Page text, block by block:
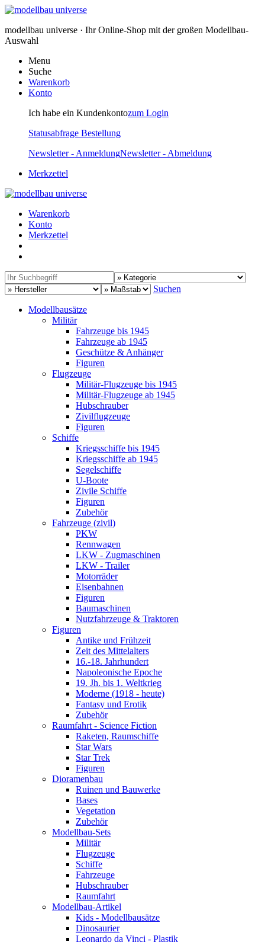
modellbau universe · Ihr Online-Shop mit der großen Modellbau-
Auswahl
Menu
Suche
Warenkorb
Konto
Ich habe ein Kundenkontozum Login
Statusabfrage Bestellung
Newsletter - AnmeldungNewsletter - Abmeldung
Merkzettel
Warenkorb
Konto
Merkzettel
Suchen
Modellbausätze
Militär
Fahrzeuge bis 1945
Fahrzeuge ab 1945
Geschütze & Anhänger
Figuren
Flugzeuge
Militär-Flugzeuge bis 1945
Militär-Flugzeuge ab 1945
Hubschrauber
Zivilflugzeuge
Figuren
Schiffe
Kriegsschiffe bis 1945
Kriegsschiffe ab 1945
Segelschiffe
U-Boote
Zivile Schiffe
Figuren
Zubehör
Fahrzeuge (zivil)
PKW
Rennwagen
LKW - Zugmaschinen
LKW - Trailer
Motorräder
Eisenbahnen
Figuren
Baumaschinen
Nutzfahrzeuge & Traktoren
Figuren
Antike und Frühzeit
Zeit des Mittelalters
16.-18. Jahrhundert
Napoleonische Epoche
19. Jh. bis 1. Weltkrieg
Moderne (1918 - heute)
Fantasy und Erotik
Zubehör
Raumfahrt - Science Fiction
Raketen, Raumschiffe
Star Wars
Star Trek
Figuren
Dioramenbau
Ruinen und Bauwerke
Bases
Vegetation
Zubehör
Modellbau-Sets
Militär
Flugzeuge
Schiffe
Fahrzeuge
Hubschrauber
Raumfahrt
Modellbau-Artikel
Kids - Modellbausätze
Dinosaurier
Leonardo da Vinci - Plastik